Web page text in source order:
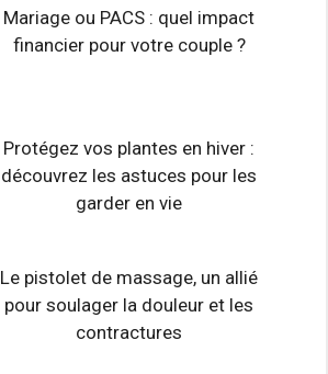
Mariage ou PACS : quel impact
financier pour votre couple ?
Protégez vos plantes en hiver :
découvrez les astuces pour les
garder en vie
Le pistolet de massage, un allié
pour soulager la douleur et les
contractures